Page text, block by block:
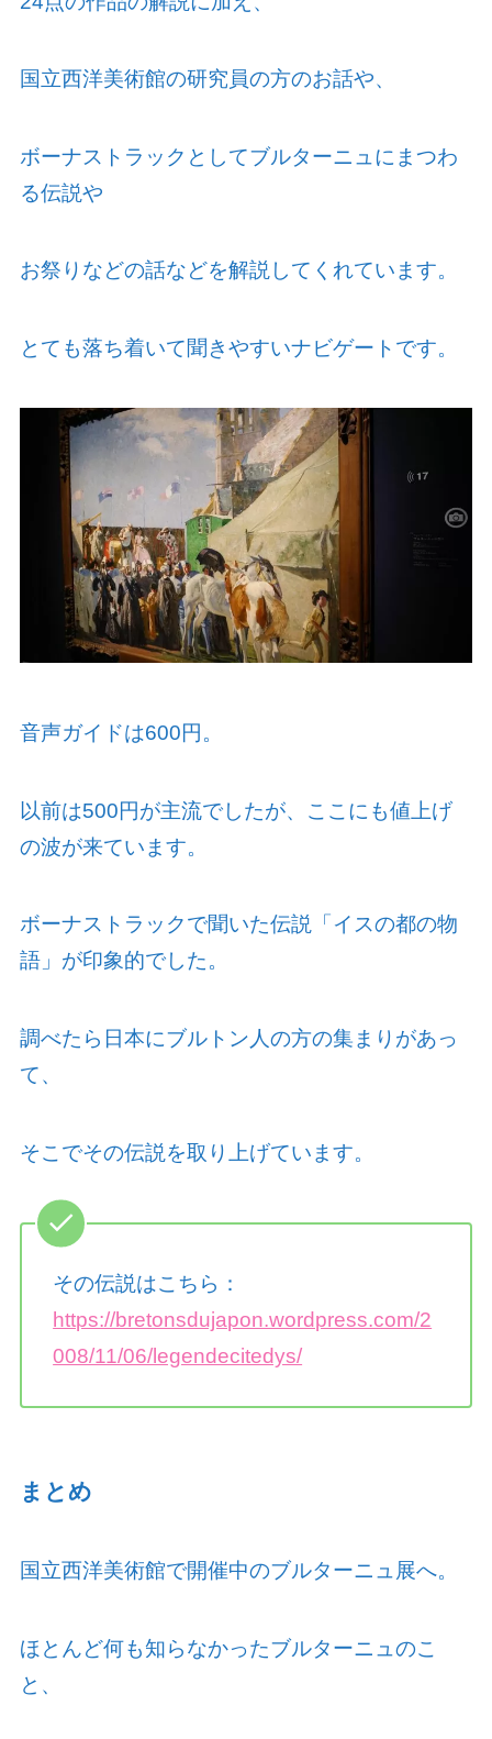
国立西洋美術館の研究員の方のお話や、
ボーナストラックとしてブルターニュにまつわ
る伝説や
お祭りなどの話などを解説してくれています。
とても落ち着いて聞きやすいナビゲートです。
音声ガイドは600円。
以前は500円が主流でしたが、ここにも値上げ
の波が来ています。
ボーナストラックで聞いた伝説「イスの都の物
語」が印象的でした。
調べたら日本にブルトン人の方の集まりがあっ
て、
そこでその伝説を取り上げています。
その伝説はこちら：
https://bretonsdujapon.wordpress.com/2
008/11/06/legendecitedys/
まとめ
国立西洋美術館で開催中のブルターニュ展へ。
ほとんど何も知らなかったブルターニュのこ
と、